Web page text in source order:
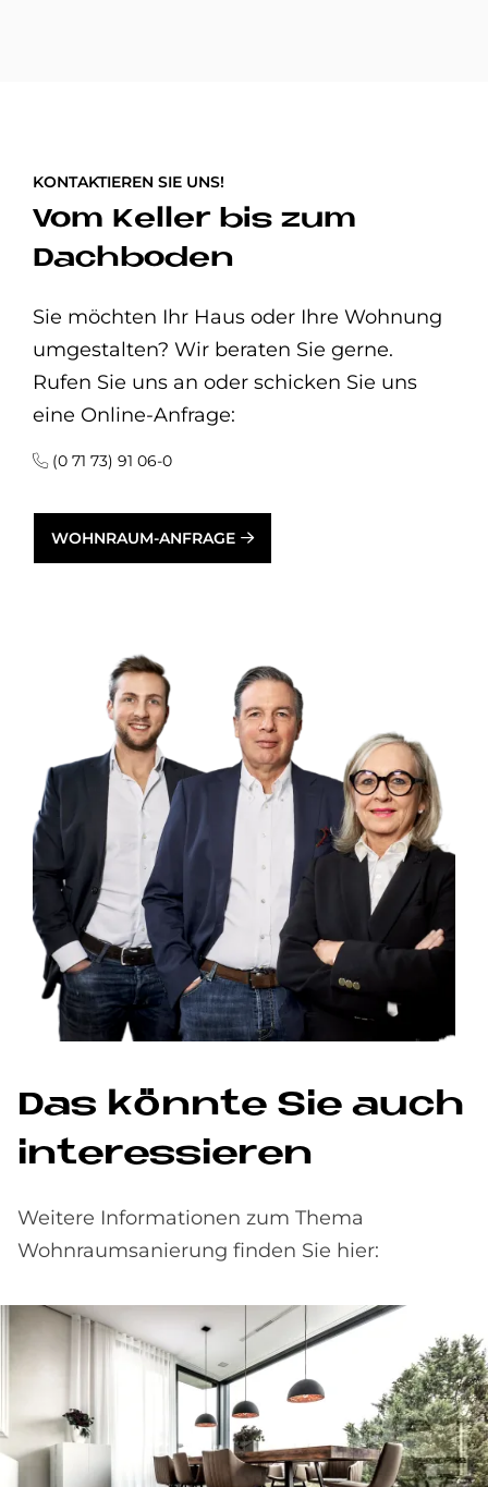
KONTAKTIEREN SIE UNS!
Vom Keller bis zum
Dachboden
Sie möchten Ihr Haus oder Ihre Wohnung
umgestalten? Wir beraten Sie gerne.
Rufen Sie uns an oder schicken Sie uns
eine Online-Anfrage:
(0 71 73) 91 06-0
WOHNRAUM-ANFRAGE
Das könnte Sie auch
interessieren
Weitere Informationen zum Thema
Wohnraumsanierung finden Sie hier: